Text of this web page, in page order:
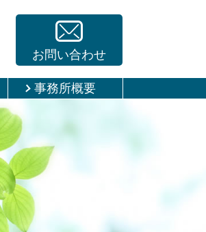
お問い合わせ
事務所概要